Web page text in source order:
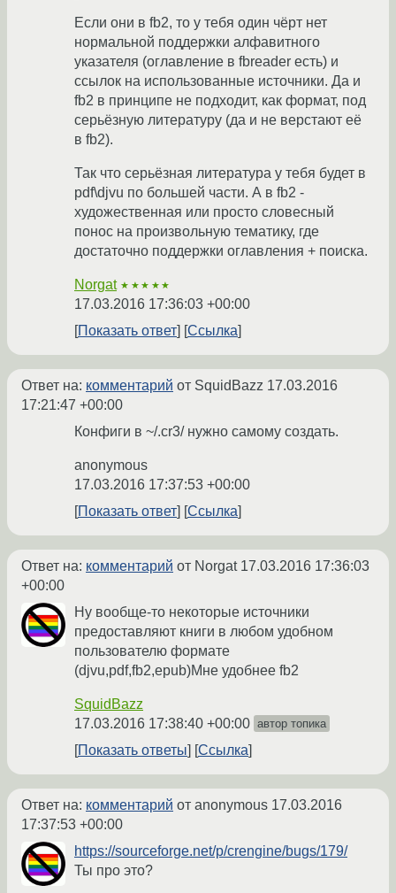
Если они в fb2, то у тебя один чёрт нет
нормальной поддержки алфавитного
указателя (оглавление в fbreader есть) и
ссылок на использованные источники. Да и
fb2 в принципе не подходит, как формат, под
серьёзную литературу (да и не верстают её
в fb2).
Так что серьёзная литература у тебя будет в
pdf\djvu по большей части. А в fb2 -
художественная или просто словесный
понос на произвольную тематику, где
достаточно поддержки оглавления + поиска.
Norgat ★★★★★
17.03.2016 17:36:03 +00:00
Показать ответ
Ссылка
Ответ на: комментарий от SquidBazz 17.03.2016
17:21:47 +00:00
Конфиги в ~/.cr3/ нужно самому создать.
anonymous
17.03.2016 17:37:53 +00:00
Показать ответ
Ссылка
Ответ на: комментарий от Norgat 17.03.2016 17:36:03
+00:00
Ну вообще-то некоторые источники
предоставляют книги в любом удобном
пользователю формате
(djvu,pdf,fb2,epub)Мне удобнее fb2
SquidBazz
17.03.2016 17:38:40 +00:00 автор топика
Показать ответы Ссылка
Ответ на: комментарий от anonymous 17.03.2016
17:37:53 +00:00
https://sourceforge.net/p/crengine/bugs/179/
Ты про это?